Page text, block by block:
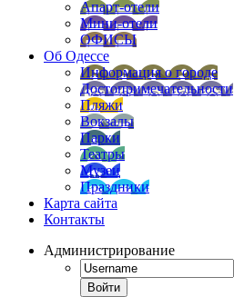
Апарт-отели
Мини-отели
ОФИСЫ
Об Одессе
Информация о городе
Достопримечательности
Пляжи
Вокзалы
Парки
Театры
Музеи
Праздники
Карта сайта
Контакты
Администрирование
Войти